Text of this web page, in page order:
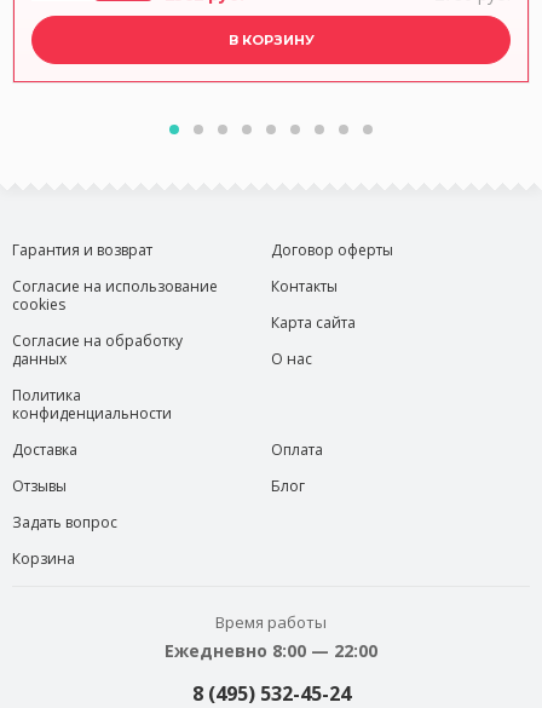
В КОРЗИНУ
Гарантия и возврат
Согласие на использование
cookies
Согласие на обработку
данных
Политика
конфиденциальности
Договор оферты
Контакты
Карта сайта
О нас
Доставка
Отзывы
Задать вопрос
Корзина
Оплата
Блог
Время работы
Ежедневно 8:00 — 22:00
8 (495) 532-45-24